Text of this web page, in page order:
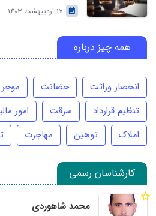
17 اردیبهشت 1403
همه چیز درباره
انحصار وراثت حضانت
تنظیم قرارداد
سرقت امور
املاک
توهین مهاجرت
کارشناسان رسمی
محمد شاهوردی